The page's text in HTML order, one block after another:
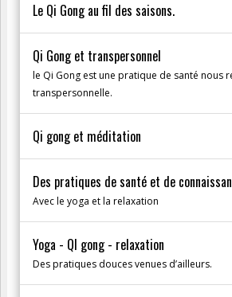
Le Qi Gong au fil des saisons.
Qi Gong et transpersonnel
le Qi Gong est une pratique de santé nous
transpersonnelle.
Qi gong et méditation
Des pratiques de santé et de
Avec le yoga et la relaxation
Yoga - QI gong - relaxation
Des pratiques douces venues d’ailleurs.